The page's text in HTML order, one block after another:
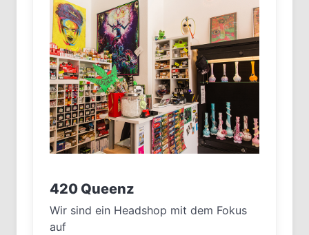
420 Queenz
Wir sind ein Headshop mit dem Fokus
auf